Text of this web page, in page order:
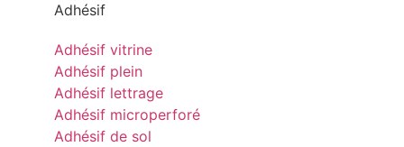
Adhésif
Adhésif vitrine
Adhésif plein
Adhésif lettrage
Adhésif microperforé
Adhésif de sol